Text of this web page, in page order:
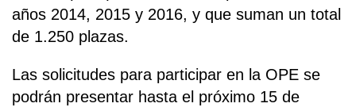
años 2014, 2015 y 2016, y que suman un total
de 1.250 plazas.
Las solicitudes para participar en la OPE se
podrán presentar hasta el próximo 15 de